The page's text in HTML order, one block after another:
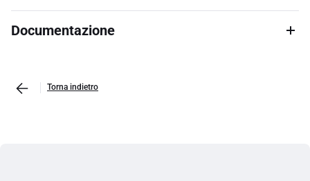
Documentazione
Torna indietro